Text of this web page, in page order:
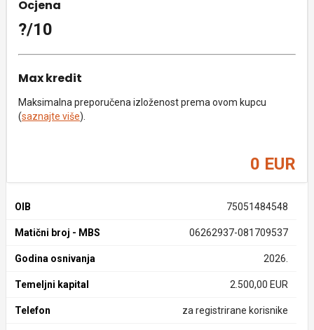
Ocjena
?/10
Max kredit
Maksimalna preporučena izloženost prema ovom kupcu
(saznajte više).
0 EUR
OIB 75051484548
Matični broj - MBS 06262937-081709537
Godina osnivanja 2026.
Temeljni kapital 2.500,00 EUR
Telefon za registrirane korisnike